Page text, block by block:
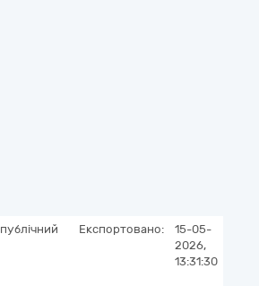
публічний Експортовано:
15-05-
2026,
13:31:30